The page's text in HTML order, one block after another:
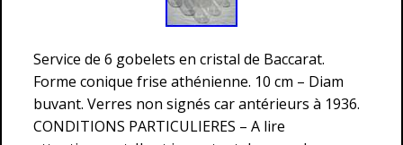
Service de 6 gobelets en cristal de Baccarat.
Forme conique frise athénienne. 10 cm – Diam
buvant. Verres non signés car antérieurs à 1936.
CONDITIONS PARTICULIERES – A lire